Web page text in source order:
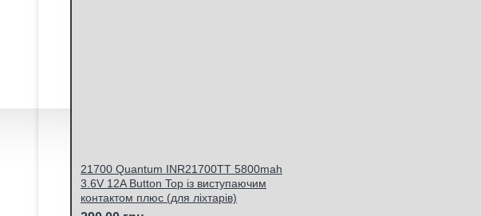
21700 Quantum INR21700TT 5800mah
3.6V 12A Button Top із виступаючим
контактом плюс (для ліхтарів)